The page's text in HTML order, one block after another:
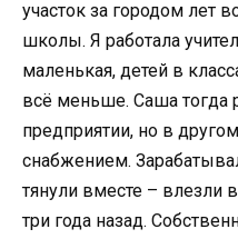
участок за городом лет
школы. Я работала
маленькая, детей в
всё меньше. Саша тогда
предприятии, но в
снабжением.
тянули вместе – влезли
три года назад.